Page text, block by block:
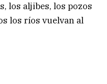
los aljibes, los pozos
los ríos vuelvan al